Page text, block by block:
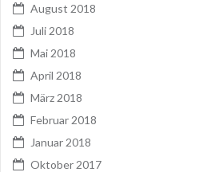
August 2018
Juli 2018
Mai 2018
April 2018
März 2018
Februar 2018
Januar 2018
Oktober 2017